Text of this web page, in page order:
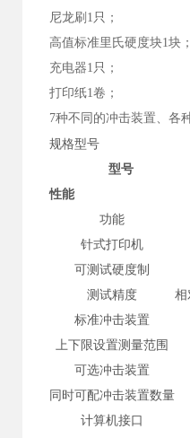
尼龙刷1只；
高值标准里氏硬度块1块；
充电器1只；
打印纸1卷；
7种不同的冲击装置、各
规格型号
型号
性能
功能
针式打印机
可测试硬度制
测试精度
相
标准冲击装置
上下限设置测量范围
可选冲击装置
同时可配冲击装置数量
计算机接口